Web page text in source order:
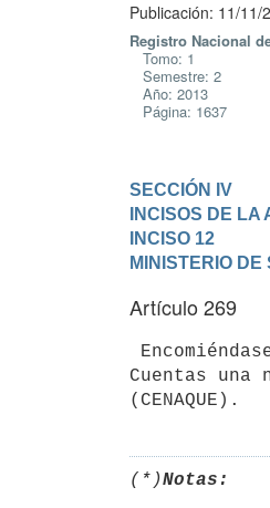
Publicación: 11/11/
Registro Nacional
Tomo: 1
Semestre: 2
Año: 2013
Página: 1637
SECCIÓN IV
INCISOS DE
INCISO 12
MINISTERIO
Artículo 269
Cuentas una
(*)Notas: